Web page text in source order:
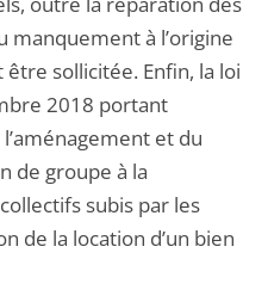
manquement à l’origine
sollicitée. Enfin, la loi
2018 portant
et du
de groupe à la
subis par les
de la location d’un bien